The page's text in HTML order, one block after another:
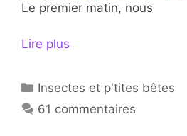
Le premier matin, nous
Lire plus
Catégories
Insectes et p'tites bêtes
61 commentaires